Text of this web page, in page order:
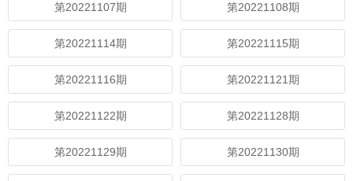
第20221107期 第20221108期
第20221114期 第20221115期
第20221116期 第20221121期
第20221122期 第20221128期
第20221129期 第20221130期